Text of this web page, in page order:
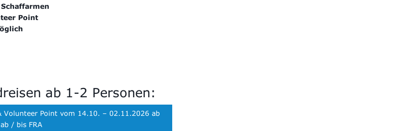
Point
ab 1-2 Personen:
Volunteer Point vom 14.10. – 02.11.2026 ab
/ bis FRA